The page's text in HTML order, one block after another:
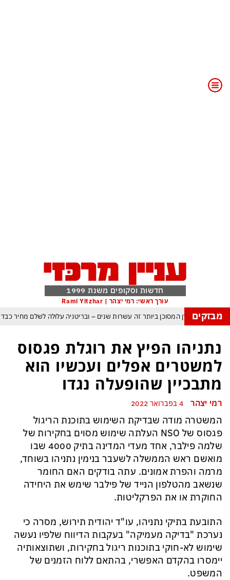
חדשות וסקופים משנת 1999
עורך ראשי: רמי יצהר | Rami Yitzhar
מבזקים
נכנס לעידן המסוכן ביותר זה עשרות שנים – ובריטניה עלולה לשלם מחיר כבד
ומיירטים להגנה – טראמפ נשאר רק עם ציוצי האיום המגוחכים שלא מזיזים לטהרן
כמדיניות: כך הפכה ההוצאה להורג לכלי ההרתעה המרכזי של המשטר האיראני
א-סיסי, ארדואן ושליט קטאר מכנסים פגישת ״כיפה אדומה״ לנתניהו בנושא עזה
נתניהו הפיץ את רוגלת פגסוס
למשטרים אפלים ועכשיו הוא
מתבכיין שהופעלה נגדו
רמי יצהר
המשטרה מודה שבדיקת השימוש בתוכנת הריגול
פגסוס של NSO העלתה שימוש מסוים בחקירות של
שלמה פילבר, אחד מעדי המדינה בתיק 4000 שבו
מואשם ראש הממשלה לשעבר בנימין נתניהו בשוחד,
מרמה והפרת אמונים. עתה בודקים האם החומר
שנשאב מהטלפון הנייד של פילבר שימש את היחידה
החוקרת או את הפרקליטות.
התובעת בתיקי נתניהו, עו"ד יהודית תירוש, מסרה כי
נערכת "בדיקה מעמיקה" בעקבות הדיווח שלפיו נעשה
שימוש לא-חוקי בתוכנות ריגול בחקירות, ושתוצאותיה
יימסרו בהקדם האפשרי, בהתאם ללוח הזמנים של
המשפט.